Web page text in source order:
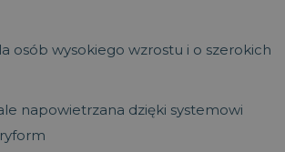
osób wysokiego wzrostu i o szerokich
napowietrzana dzięki systemowi